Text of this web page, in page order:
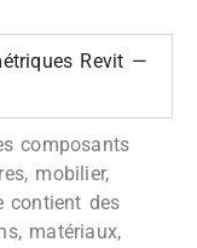
Revit —
composants
mobilier,
contient des
matériaux,